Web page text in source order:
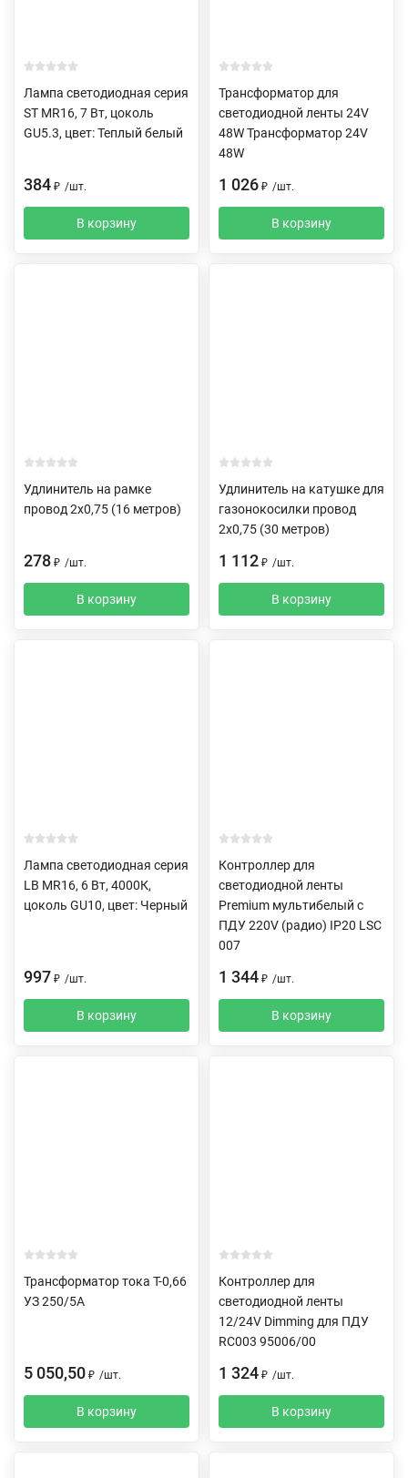
Лампа светодиодная серия
ST MR16, 7 Вт, цоколь
GU5.3, цвет: Теплый белый
384 ₽ /шт.
В корзину
Трансформатор для
светодиодной ленты 24V
48W Трансформатор 24V
48W
1 026 ₽ /шт.
В корзину
Удлинитель на рамке
провод 2х0,75 (16 метров)
278 ₽ /шт.
В корзину
Удлинитель на катушке для
газонокосилки провод
2х0,75 (30 метров)
1 112 ₽ /шт.
В корзину
Лампа светодиодная серия
LB MR16, 6 Вт, 4000К,
цоколь GU10, цвет: Черный
997 ₽ /шт.
В корзину
Контроллер для
светодиодной ленты
Premium мультибелый с
ПДУ 220V (радио) IP20 LSC
007
1 344 ₽ /шт.
В корзину
Трансформатор тока Т-0,66
УЗ 250/5А
5 050,50 ₽ /шт.
В корзину
Контроллер для
светодиодной ленты
12/24V Dimming для ПДУ
RC003 95006/00
1 324 ₽ /шт.
В корзину